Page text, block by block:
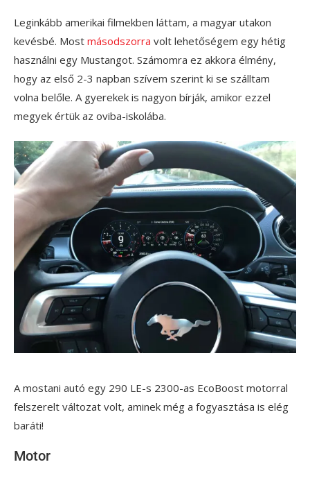
Leginkább amerikai filmekben láttam, a magyar utakon
kevésbé. Most másodszorra volt lehetőségem egy hétig
használni egy Mustangot. Számomra ez akkora élmény,
hogy az első 2-3 napban szívem szerint ki se szálltam
volna belőle. A gyerekek is nagyon bírják, amikor ezzel
megyek értük az oviba-iskolába.
A mostani autó egy 290 LE-s 2300-as EcoBoost motorral
felszerelt változat volt, aminek még a fogyasztása is elég
baráti!
Motor